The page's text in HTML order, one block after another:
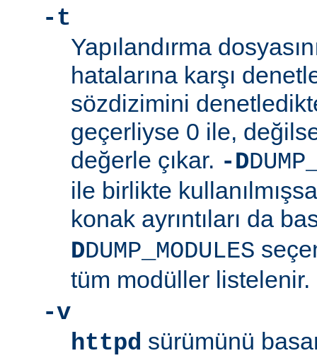
-t
Yapılandırma
hatalarına karşı
sözdizimini
geçerliyse 0 ile,
değerle çıkar. -D
ile birlikte
konak ayrıntıları da
DDUMP_MODULES
tüm modüller listelenir.
-v
httpd sürümünü